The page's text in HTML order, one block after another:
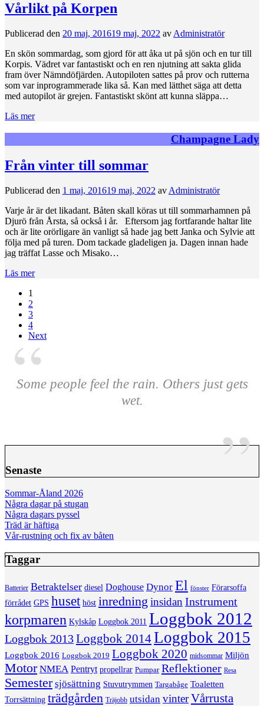
Vårlikt på Korpen
Publicerad den 20 maj, 201619 maj, 2022 av Administratör
En skön sommardag, som gjord för att åka ut på sjön och en tur till
Korpis. Vädret var fantastiskt och en ren njutning att sakta glida
fram över Nämndöfjärden. Autopiloten sattes på prov och rutterna
som var inprogrammerade lika så. Kan med lätthet säga att detta
med autopilot är grejen. Fantastiskt skönt att kunna släppa…
Läs mer
Champagne Lady
Från vinter till sommar
Publicerad den 1 maj, 201619 maj, 2022 av Administratör
Varje år är det likadant. Båten skall köras ut till sommarhamnen på
Djurö från Årsta, så också i år. Eftersom jag fortfarande haltar lite
och är lite orörligare än vanligt så hade jag bett Janka och Sylvie att
följa med på turen. Dom tackade gladeligen ja. Dagen innan hade
jag träffat Lasse och Misako…
Läs mer
1
2
3
4
Next
Some people feel the rain. Others just gets
wet.
Senaste
Sommar-Åland 2026
Några dagar på stugan
Några dagars pyssel
Träd är häftiga
Vår-rustning och fix av båten
Taggar
Batterier Betraktelser diesel Doghouse Dynor El fönster Förarsoffa
förrådet GPS huset höst inredning insidan Instrument
korpmaren Kylskåp Loggbok 2011 Loggbok 2012
Loggbok 2013Loggbok 2014Loggbok 2015
Loggbok 2016 Loggbok 2019 Loggbok 2020 midsommar Miljön
Motor NMEA Pentryt propellrar Pumpar Reflektioner Resa
Semester sjösättning Stuvutrymmen Targabåge Toaletten
Torrsättning trädgården Träjobb utsidan vinterVårrusta